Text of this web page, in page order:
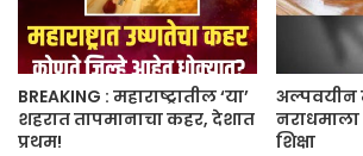
BREAKING : महाराष्ट्रातील ‘या’
शहरात तापमानाचा कहर, देशात
प्रथम!
अल्‍पवयीन
नराधमाला
शिक्षा